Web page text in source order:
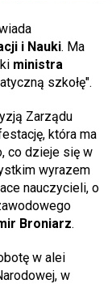
i Nauki. Ma
ministra
szkołę".
Zarządu
która ma
co dzieje się w
wyrazem
nauczycieli, o
Broniarz.
w alei
w